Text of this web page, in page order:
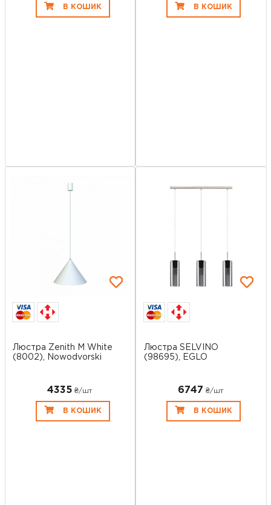
В КОШИК В КОШИК
Люстра Zenith M White
(8002), Nowodvorski
4335 ₴/шт
В КОШИК
Люстра SELVINO
(98695), EGLO
6747 ₴/шт
В КОШИК